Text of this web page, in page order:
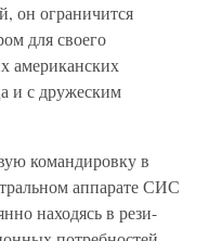
он ограничится
для своего
американских
и с дружеским
командировку в
аппарате СИС
находясь в рези-